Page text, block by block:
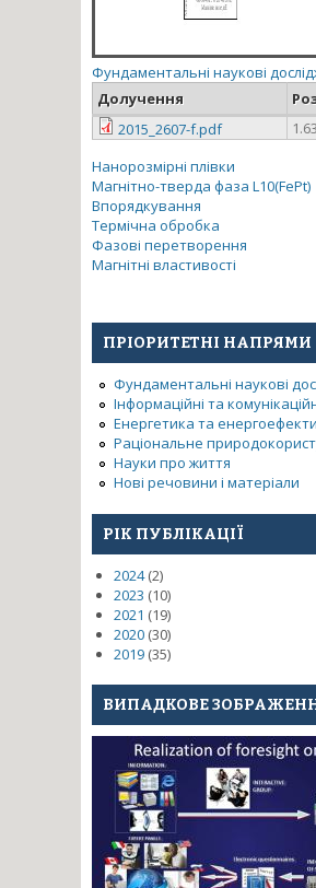
Фундаментальні наукові
Долучення
2015_2607-f.pdf
Нанорозмірні плівки
Магнітно-тверда фаза L10(FePt)
Впорядкування
Термічна обробка
Фазові перетворення
Магнітні властивості
ПРІОРИТЕТНІ НАПРЯМИ
Фундаментальні наукові
Інформаційні та
Енергетика та
Раціональне
Науки про життя
Нові речовини і матеріали
РІК ПУБЛІКАЦІЇ
2024(2)
2023 (10)
2021 (19)
2020 (30)
2019 (35)
ВИПАДКОВЕ